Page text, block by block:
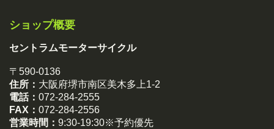
ショップ概要
セントラムモーターサイクル
〒590-0136
住所： 大阪府堺市南区美木多上1-2
電話： 072-284-2555
FAX： 072-284-2556
営業時間： 9:30-19:30※予約優先